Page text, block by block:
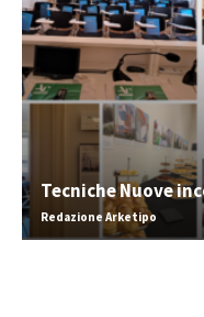
Tecniche Nuove
Redazione Arketipo